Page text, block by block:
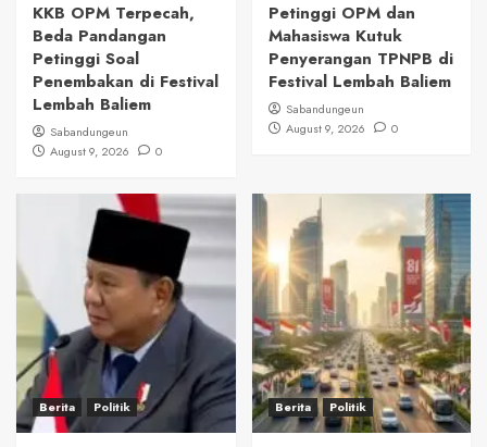
KKB OPM Terpecah,
Beda Pandangan
Petinggi Soal
Penembakan di Festival
Lembah Baliem
Sabandungeun
August 9, 2026
0
Petinggi OPM dan
Mahasiswa Kutuk
Penyerangan TPNPB di
Festival Lembah Baliem
Sabandungeun
August 9, 2026
0
Berita Politik Berita Politik